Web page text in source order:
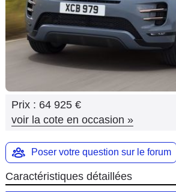
Services
Forum
Marques
Prix : 64 925 €
voir la cote en occasion »
Poser votre question sur le forum
Caractéristiques détaillées